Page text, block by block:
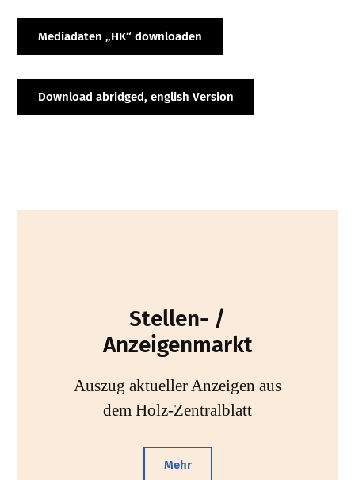
Mediadaten „HK“ downloaden
Download abridged, english Version
Stellen- /
Anzeigenmarkt
Auszug aktueller Anzeigen aus
dem Holz-Zentralblatt
Mehr